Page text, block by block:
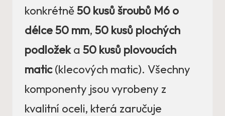
konkrétně50 kusů šroubů M6 o
délce 50 mm, 50 kusů plochých
podložeka 50 kusů plovoucích
matic(klecových matic). Všechny
komponenty jsou vyrobeny z
kvalitní oceli, která zaručuje